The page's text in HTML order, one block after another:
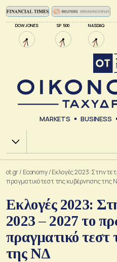
DOW JONES SP 500 NASDAQ
MARKETS BUSINESS
Χ.Α.
ot.gr/ Economy/Εκλογές 2023: Στην
πραγματικό τεστ της κυβέρνησης της
Εκλογές 2023:
2023 – 2027 το
πραγματικό τεστ
της ΝΔ